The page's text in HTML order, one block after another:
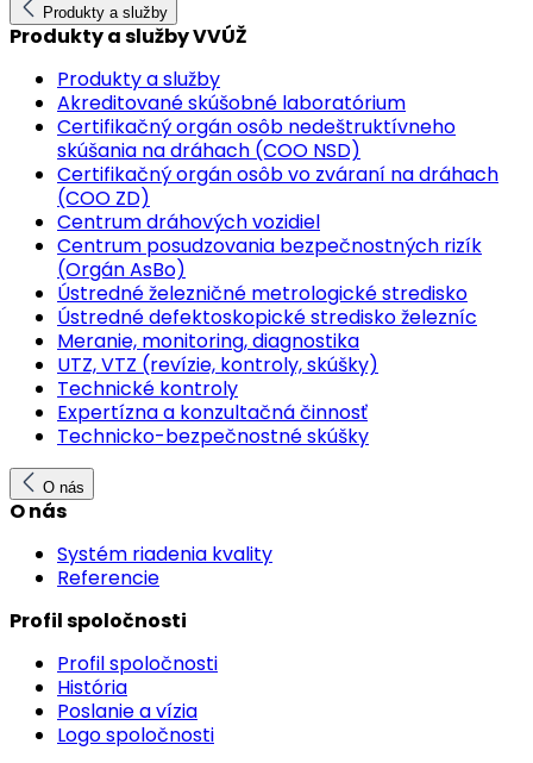
Produkty a služby
Produkty a služby VVÚŽ
Produkty a služby
Akreditované skúšobné laboratórium
Certifikačný orgán osôb nedeštruktívneho
skúšania na dráhach (COO NSD)
Certifikačný orgán osôb vo zváraní na dráhach
(COO ZD)
Centrum dráhových vozidiel
Centrum posudzovania bezpečnostných rizík
(Orgán AsBo)
Ústredné železničné metrologické stredisko
Ústredné defektoskopické stredisko železníc
Meranie, monitoring, diagnostika
UTZ, VTZ (revízie, kontroly, skúšky)
Technické kontroly
Expertízna a konzultačná činnosť
Technicko-bezpečnostné skúšky
O nás
O nás
Systém riadenia kvality
Referencie
Profil spoločnosti
Profil spoločnosti
História
Poslanie a vízia
Logo spoločnosti